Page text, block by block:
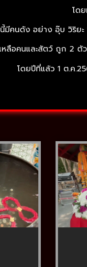
โด
นี้มีคนดัง อย่าง อุ๊บ วิริย
หลือคนและสัตว์ ถูก 2
โดยปีที่แล้ว 1 ต.ค